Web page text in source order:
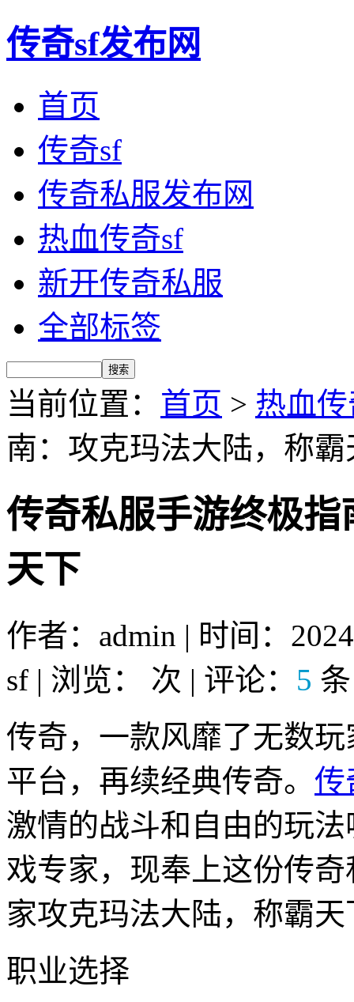
传奇sf发布网
首页
传奇sf
传奇私服发布网
热血传奇sf
新开传奇私服
全部标签
当前位置： 首页 > 热血
南：攻克玛法大陆，称霸
传奇私服手游终极
天下
作者：admin | 时间：
sf | 浏览：
次 | 评论： 5 条
传奇，一款风靡了无数
平台，再续经典传奇。 传
激情的战斗和自由的玩
戏专家，现奉上这份传
家攻克玛法大陆，称霸天
职业选择